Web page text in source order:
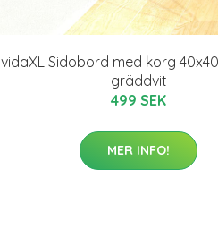
vidaXL Sidobord med korg
gräddvit
499 SEK
MER INFO!